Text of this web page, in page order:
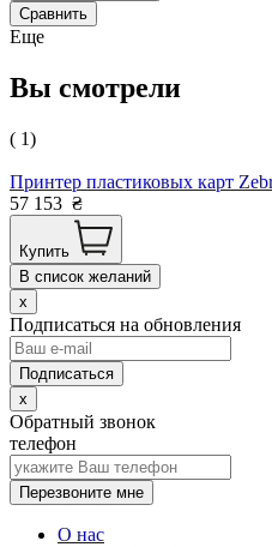
Сравнить
Еще
Вы смотрели
( 1)
Принтер пластиковых карт
57 153 ₴
Купить
В список желаний
x
Подписаться на обновления
x
Обратный звонок
телефон
Перезвоните мне
О нас